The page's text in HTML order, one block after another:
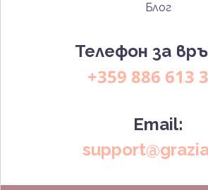
Блог
Телефон за
+359 886 613
Email: